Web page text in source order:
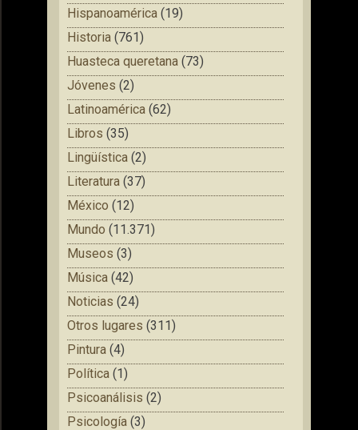
Hispanoamérica (19)
Historia (761)
Huasteca queretana (73)
Jóvenes (2)
Latinoamérica (62)
Libros (35)
Lingüística (2)
Literatura (37)
México (12)
Mundo (11.371)
Museos (3)
Música (42)
Noticias (24)
Otros lugares (311)
Pintura (4)
Política (1)
Psicoanálisis (2)
Psicología (3)